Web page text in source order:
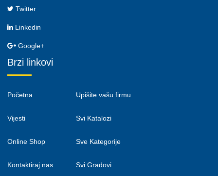
Twitter
Linkedin
Google+
Brzi linkovi
Početna
Vijesti
Online Shop
Kontaktiraj nas
Upišite vašu firmu
Svi Katalozi
Sve Kategorije
Svi Gradovi